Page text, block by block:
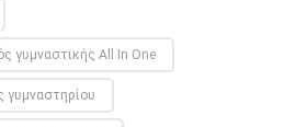
γυμναστικής All In One
γυμναστηρίου